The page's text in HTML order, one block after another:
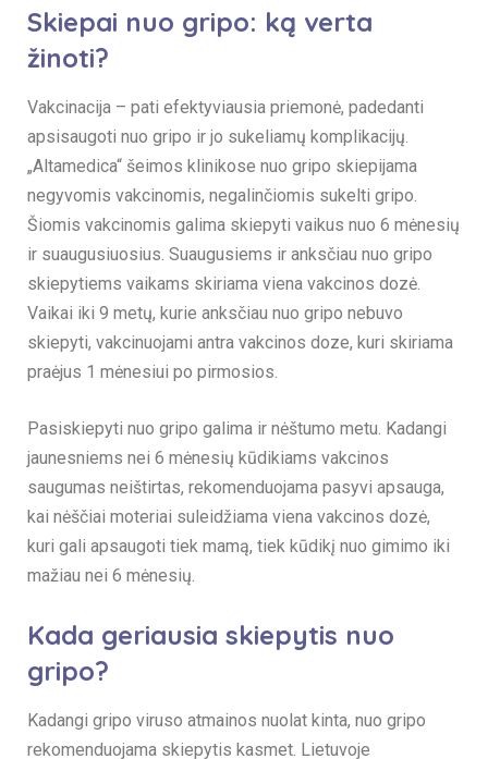
Skiepai nuo gripo: ką verta
žinoti?
Vakcinacija – pati efektyviausia priemonė, padedanti
apsisaugoti nuo gripo ir jo sukeliamų komplikacijų.
„Altamedica“ šeimos klinikose nuo gripo skiepijama
negyvomis vakcinomis, negalinčiomis sukelti gripo.
Šiomis vakcinomis galima skiepyti vaikus nuo 6 mėnesių
ir suaugusiuosius. Suaugusiems ir anksčiau nuo gripo
skiepytiems vaikams skiriama viena vakcinos dozė.
Vaikai iki 9 metų, kurie anksčiau nuo gripo nebuvo
skiepyti, vakcinuojami antra vakcinos doze, kuri skiriama
praėjus 1 mėnesiui po pirmosios.
Pasiskiepyti nuo gripo galima ir nėštumo metu. Kadangi
jaunesniems nei 6 mėnesių kūdikiams vakcinos
saugumas neištirtas, rekomenduojama pasyvi apsauga,
kai nėščiai moteriai suleidžiama viena vakcinos dozė,
kuri gali apsaugoti tiek mamą, tiek kūdikį nuo gimimo iki
mažiau nei 6 mėnesių.
Kada geriausia skiepytis nuo
gripo?
Kadangi gripo viruso atmainos nuolat kinta, nuo gripo
rekomenduojama skiepytis kasmet. Lietuvoje